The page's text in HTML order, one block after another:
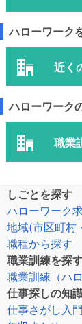
ハローワーク
近く
ハローワーク
職業
しごとを探す
ハローワーク
地域(市区町村
職種から探す
職業訓練を探
職業訓練（ハ
仕事探しの知
仕事さがし入門